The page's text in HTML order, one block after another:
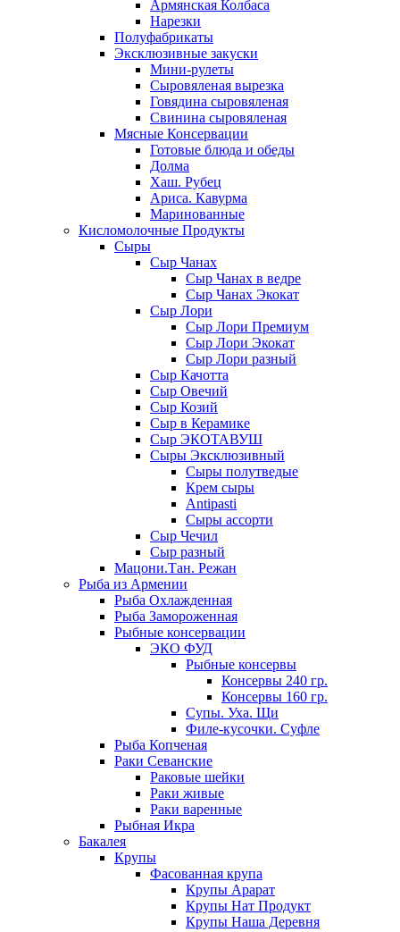
Армянская Колбаса
Нарезки
Полуфабрикаты
Эксклюзивные закуски
Мини-рулеты
Сыровяленая вырезка
Говядина сыровяленая
Свинина сыровяленая
Мясные Консервации
Готовые блюда и обеды
Долма
Хаш. Рубец
Ариса. Кавурма
Маринованные
Кисломолочные Продукты
Сыры
Сыр Чанах
Сыр Чанах в ведре
Сыр Чанах Экокат
Сыр Лори
Сыр Лори Премиум
Сыр Лори Экокат
Сыр Лори разный
Сыр Качотта
Сыр Овечий
Сыр Козий
Сыр в Керамике
Сыр ЭКОТАВУШ
Сыры Эксклюзивный
Сыры полутведые
Крем сыры
Antipasti
Сыры ассорти
Сыр Чечил
Сыр разный
Мацони.Тан. Режан
Рыба из Армении
Рыба Охлажденная
Рыба Замороженная
Рыбные консервации
ЭКО ФУД
Рыбные консервы
Консервы 240 гр.
Консервы 160 гр.
Супы. Уха. Щи
Филе-кусочки. Суфле
Рыба Копченая
Раки Севанские
Раковые шейки
Раки живые
Раки варенные
Рыбная Икра
Бакалея
Крупы
Фасованная крупа
Крупы Арарат
Крупы Нат Продукт
Крупы Наша Деревня